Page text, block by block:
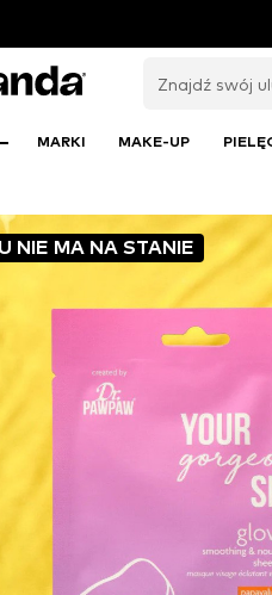
MARKI MAKE-UP
NIE MA NA STANIE